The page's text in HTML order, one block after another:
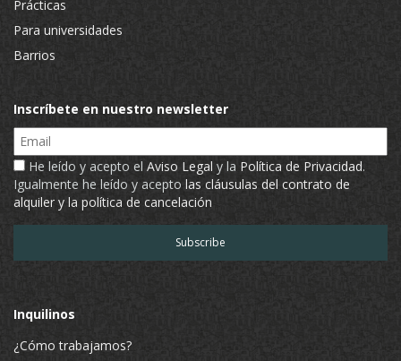
Prácticas
Para universidades
Barrios
Inscríbete en nuestro newsletter
Email
He leído y acepto el Aviso Legal y la Política de Privacidad.
Igualmente he leído y acepto las cláusulas del contrato de
alquiler y la política de cancelación
Inquilinos
¿Cómo trabajamos?